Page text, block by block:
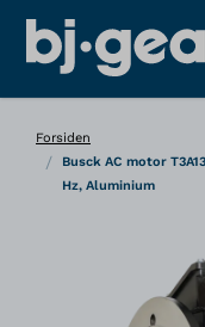
Forsiden
/
Busck AC motor
Hz, Aluminium